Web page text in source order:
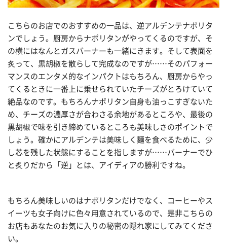
こちらのお店でのおすすめの一品は、逆アルデンテナポリタ
ンでしょう。厨房からナポリタンがやってくるのですが、そ
の横にはなんとガスバーナーも一緒にきます。そして表面を
炙って、黒胡椒を散らして完成なのですが……そのパフォー
マンスのエンタメ的なインパクトはもちろん、厨房からやっ
てくるときに一番上に乗せられていたチーズがとろけていて
絶品なのです。もちろんナポリタン自身も油っこすぎないた
め、チーズの濃厚さが合わさる余地があるところや、最後の
黒胡椒で味を引き締めているところも美味しさのポイントで
しょう。確かにアルデンテは美味しく麺を食べるために、少
し芯を残した状態にすることを指しますが……バーナーでひ
と炙りだから「逆」とは、アイディアの勝利ですね。
もちろん美味しいのはナポリタンだけでなく、コーヒーやス
イーツも女子向けに色々用意されているので、是非こちらの
お店もあなたのお気に入りの秘密の隠れ家にしてみてくださ
い。